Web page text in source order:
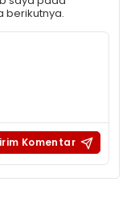
berikutnya.